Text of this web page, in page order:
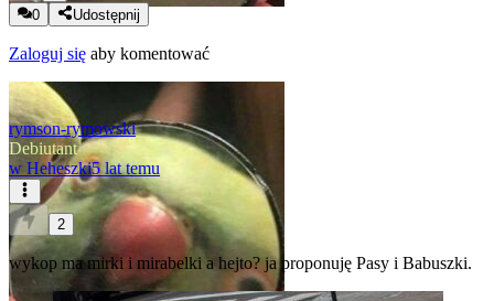
0
Udostępnij
Zaloguj się aby komentować
rymson-rymowski
Debiutant
w Heheszki5 lat temu
2
wykop ma mirki i mirabelki a hejto? ja proponuję Pasy i Babuszki.